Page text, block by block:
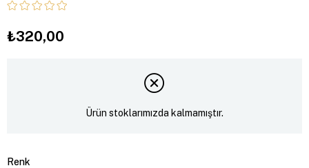
₺320,00
Ürün stoklarımızda kalmamıştır.
Renk